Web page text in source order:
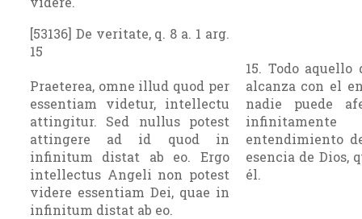
[53136] De veritate, q. 8 a. 1 arg.
15
Praeterea, omne illud quod per
essentiam videtur, intellectu
attingitur. Sed nullus potest
attingere ad id quod in
infinitum distat ab eo. Ergo
intellectus Angeli non potest
videre essentiam Dei, quae in
infinitum distat ab eo.
15. Todo aquello
alcanza con el
nadie puede
entendimiento
esencia de Dios,
él.